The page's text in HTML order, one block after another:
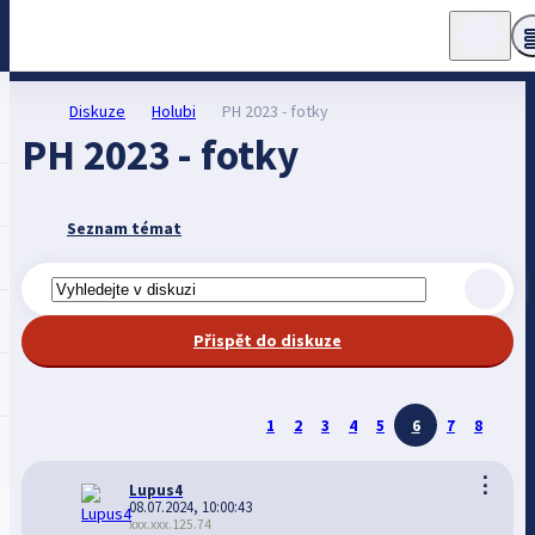
Diskuze Holubi PH 2023 - fotky
PH 2023 - fotky
Seznam témat
Přispět do diskuze
1 2 3 4 5 6 7 8
⋮
Lupus4
08.07.2024, 10:00:43
xxx.xxx.125.74